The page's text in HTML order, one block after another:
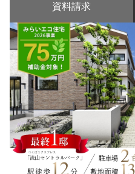
資料請求